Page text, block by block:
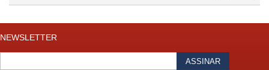
NEWSLETTER
ASSINAR